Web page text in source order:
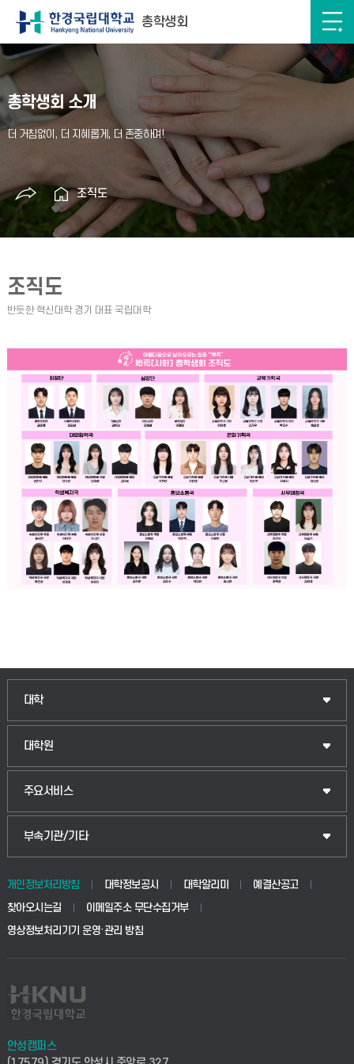
총학생회
총학생회 소개
조직도
조직도
대학
인문융합공공인재학부
법경영학부
웰니스산업융합학부
생명공학부
사회안전시스템공학부
대학원
일반대학원
산업대학원
공공정책대학원
교육대학원
주요서비스
입학안내
웹메일
학사시스템(전문학사 및 전공심화)
사이버캠퍼스(전문학사 및 전공심화)
시설바로처리서비스
부속기관/기타
중앙도서관
학생생활관(안성)
산학협력단
취업지원센터
개인정보처리방침 대학정보공시 대학알리미
예결산공고
찾아오시는길
이메일주소 무단수집거부
영상정보처리기기 운영·관리 방침
안성캠퍼스